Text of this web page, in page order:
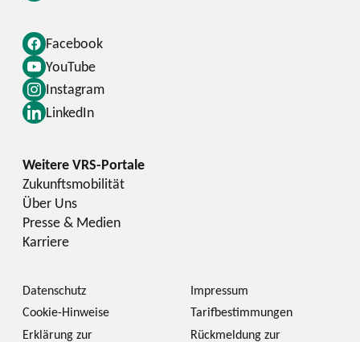
Facebook
YouTube
Instagram
LinkedIn
Zukunftsmobilität
Über Uns
Presse & Medien
Karriere
Datenschutz
Impressum
Cookie-Hinweise
Tarifbestimmungen
Erklärung zur
Rückmeldung zur